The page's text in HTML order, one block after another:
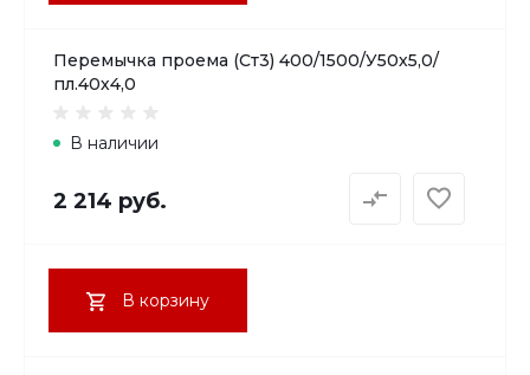
Перемычка проема (Ст3) 400/1500/У50х5,0/
пл.40х4,0
В наличии
2 214 руб.
В корзину